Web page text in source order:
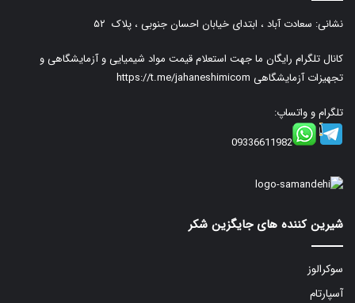
نشانی: سعادت آباد ، ابتدای خیابان احسان جنوبی ، پلاک ۵۲
کانال تلگرام رایگان ما جهت استعلام قیمت مواد شیمیایی و آزمایشگاهی و
تجهیزات آزمایشگاهی https://t.me/jahaneshimicom
تلگرام و واتساپ:
09336611982
شیرین کننده های جایگزین شکر
سوکرالوز
آسپارتام